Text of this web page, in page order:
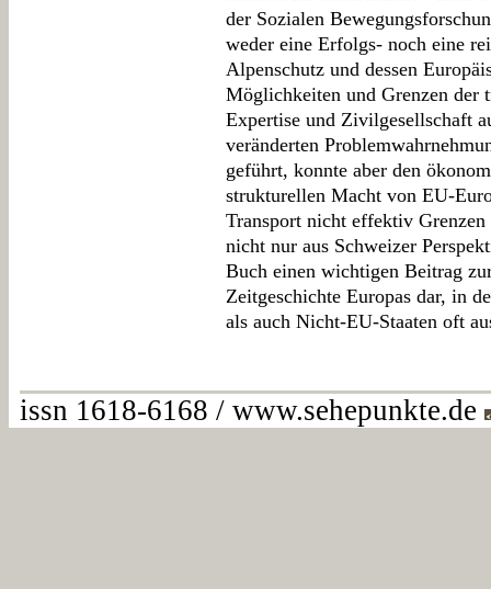
der Sozialen
weder eine Erfolgs- noch eine
Alpenschutz und dessen
Möglichkeiten und Grenzen der
Expertise und Zivilgesellschaft
veränderten
geführt, konnte aber den
strukturellen Macht von EU-
Transport nicht effektiv
nicht nur aus Schweizer
Buch einen wichtigen Beitrag
Zeitgeschichte Europas dar, in
als auch Nicht-EU-Staaten oft
issn 1618-6168 / www.sehepunkte.de